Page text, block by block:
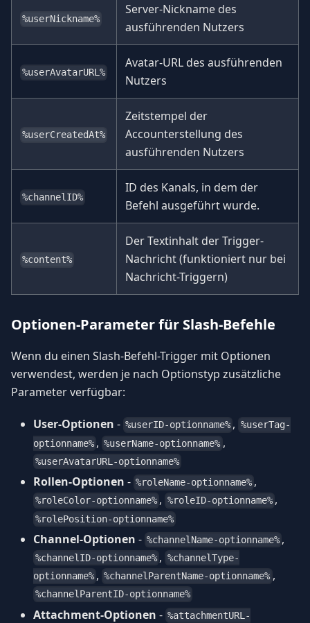
%userNickname%
Server-Nickname des
ausführenden Nutzers
%userAvatarURL%
Avatar-URL des ausführenden
Nutzers
%userCreatedAt%
Zeitstempel der
Accounterstellung des
ausführenden Nutzers
%channelID%
ID des Kanals, in dem der
Befehl ausgeführt wurde.
%content%
Der Textinhalt der Trigger-
Nachricht (funktioniert nur bei
Nachricht-Triggern)
Optionen-Parameter für Slash-Befehle
Wenn du einen Slash-Befehl-Trigger mit Optionen
verwendest, werden je nach Optionstyp zusätzliche
Parameter verfügbar:
User-Optionen - %userID-optionname% , %userTag-
optionname% , %userName-optionname% ,
%userAvatarURL-optionname%
Rollen-Optionen - %roleName-optionname% ,
%roleColor-optionname% , %roleID-optionname% ,
%rolePosition-optionname%
Channel-Optionen - %channelName-optionname% ,
%channelID-optionname% , %channelType-
optionname% , %channelParentName-optionname% ,
%channelParentID-optionname%
Attachment-Optionen - %attachmentURL-